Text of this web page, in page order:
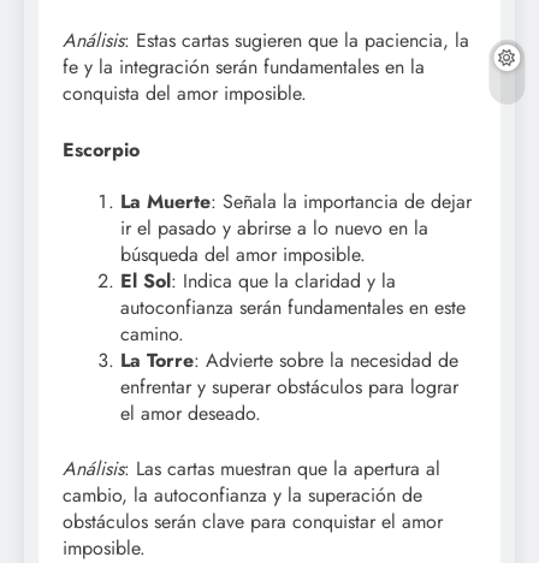
Análisis: Estas cartas sugieren que la paciencia, la
fe y la integración serán fundamentales en la
conquista del amor imposible.
Escorpio
La Muerte: Señala la importancia de dejar
ir el pasado y abrirse a lo nuevo en la
búsqueda del amor imposible.
El Sol: Indica que la claridad y la
autoconfianza serán fundamentales en este
camino.
La Torre: Advierte sobre la necesidad de
enfrentar y superar obstáculos para lograr
el amor deseado.
Análisis: Las cartas muestran que la apertura al
cambio, la autoconfianza y la superación de
obstáculos serán clave para conquistar el amor
imposible.